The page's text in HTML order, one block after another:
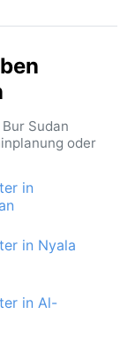
Sudan
oder
in
in Nyala
in Al-